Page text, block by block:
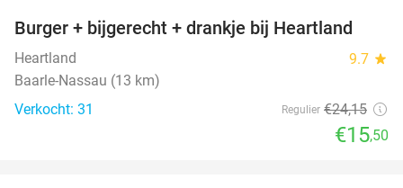
36%
Burger + bijgerecht + drankje bij Heartland
Heartland 9.7 star
Baarle-Nassau (13 km)
Verkocht: 31
Regulier €24,15
€15,50